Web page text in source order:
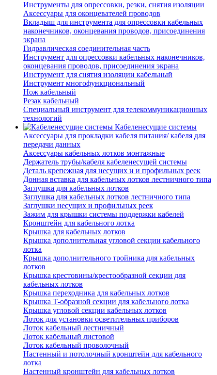
Инструменты для опрессовки, резки, снятия изоляции
Аксессуары для оконцевателей проводов
Вкладыш для инструмента для опрессовки кабельных
наконечников, оконцевания проводов, присоединения
экрана
Гидравлическая соединительная часть
Инструмент для опрессовки кабельных наконечников,
оконцевания проводов, присоединения экрана
Инструмент для снятия изоляции кабельный
Инструмент многофункциональный
Нож кабельный
Резак кабельный
Специальный инструмент для телекоммуникационных
технологий
Кабеленесущие системы
Аксессуары для прокладки кабеля питания/ кабеля для
передачи данных
Аксессуары кабельных лотков монтажные
Держатель трубы/кабеля кабеленесущей системы
Деталь крепежная для несущих и и профильных реек
Донная вставка для кабельных лотков лестничного типа
Заглушка для кабельных лотков
Заглушка для кабельных лотков лестничного типа
Заглушки несущих и профильных реек
Зажим для крышки системы поддержки кабелей
Кронштейн для кабельного лотка
Крышка для кабельных лотков
Крышка дополнительная угловой секции кабельного
лотка
Крышка дополнительного тройника для кабельных
лотков
Крышка крестовины/крестообразной секции для
кабельных лотков
Крышка переходника для кабельных лотков
Крышка Т-образной секции для кабельного лотка
Крышка угловой секции кабельных лотков
Лоток для установки осветительных приборов
Лоток кабельный лестничный
Лоток кабельный листовой
Лоток кабельный проволочный
Настенный и потолочный кронштейн для кабельного
лотка
Настенный кронштейн для кабельных лотков